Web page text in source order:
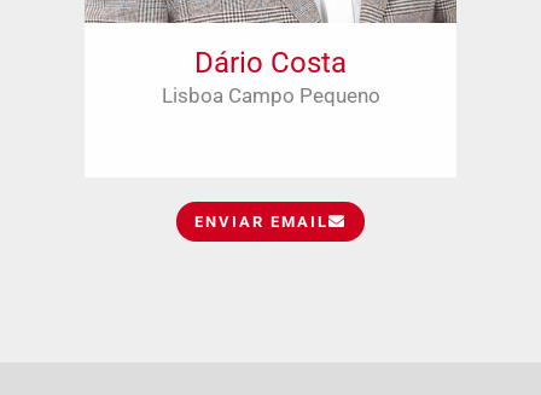
Dário Costa
Lisboa Campo Pequeno
ENVIAR EMAIL